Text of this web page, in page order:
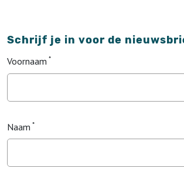
Schrijf je in voor de
Voornaam
Naam